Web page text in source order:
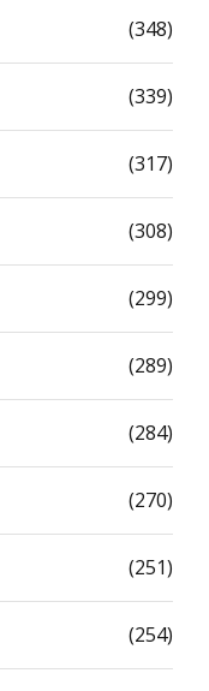
(348)
(339)
(317)
(308)
(299)
(289)
(284)
(270)
(251)
(254)